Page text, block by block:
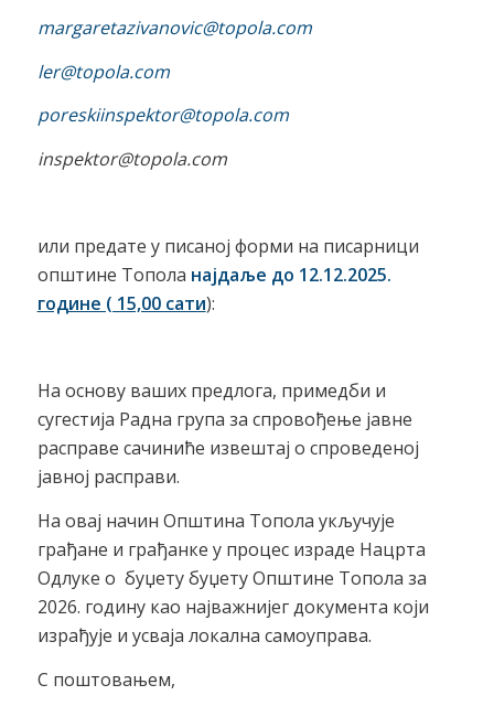
margaretazivanovic@topola.com
ler@topola.com
poreskiinspektor@topola.com
inspektor@topola.com
или предате у писаној форми на писарници
општине Топола најдаље до 12.12.2025.
године ( 15,00 сати):
На основу ваших предлога, примедби и
сугестија Радна група за спровођење јавне
расправе сачиниће извештај о спроведеној
јавној расправи.
На овај начин Општина Топола укључује
грађане и грађанке у процес израде Нацрта
Одлуке о буџету буџету Општине Топола за
2026. годину као најважнијег документа који
израђује и усваја локална самоуправа.
С поштовањем,